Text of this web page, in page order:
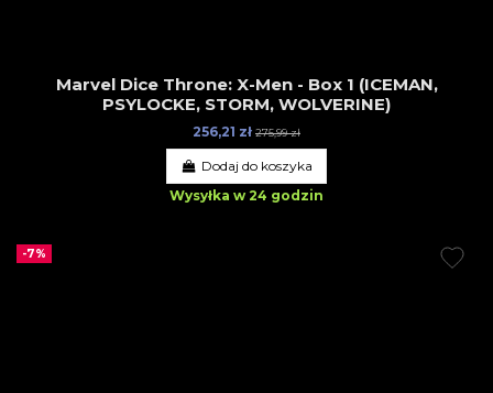
Marvel Dice Throne: X-Men - Box 1 (ICEMAN,
PSYLOCKE, STORM, WOLVERINE)
256,21 zł 275,99 zł
Dodaj do koszyka
Wysyłka w 24 godzin
-7%